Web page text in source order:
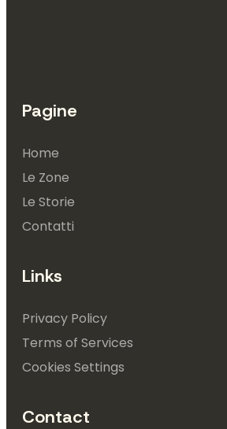
Pagine
Home
Le Zone
Le Storie
Contatti
Links
Privacy Policy
Terms of Services
Cookies Settings
Contact